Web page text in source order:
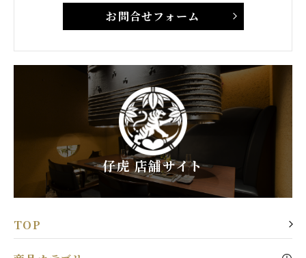
お問合せフォーム
仔虎 店舗サイト
TOP